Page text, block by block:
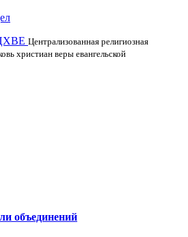
Централизованная религиозная
христиан веры евангельской
объединений